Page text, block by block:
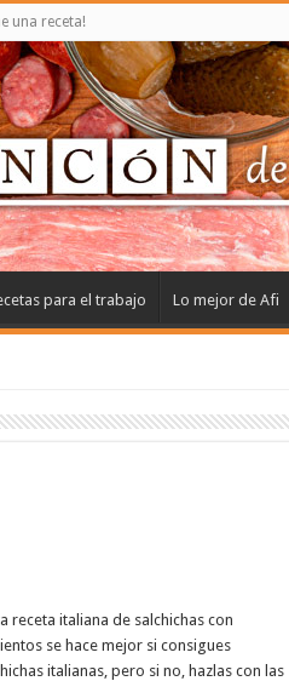
una receta!
para el trabajo Lo mejor de Afi
receta italiana de salchichas con
se hace mejor si consigues
italianas, pero si no, hazlas con las